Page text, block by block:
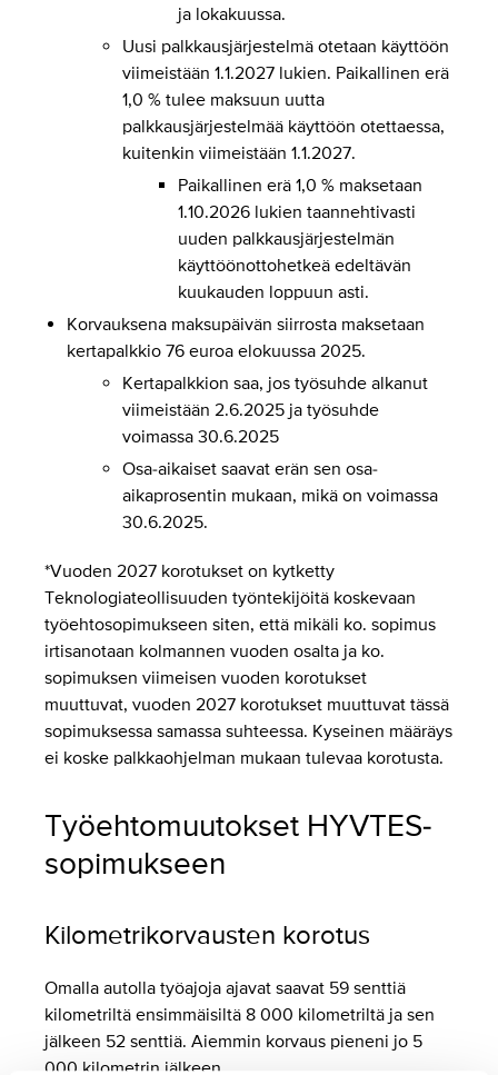
ja lokakuussa.
Uusi palkkausjärjestelmä otetaan käyttöön
viimeistään 1.1.2027 lukien. Paikallinen erä
1,0 % tulee maksuun uutta
palkkausjärjestelmää käyttöön otettaessa,
kuitenkin viimeistään 1.1.2027.
Paikallinen erä 1,0 % maksetaan
1.10.2026 lukien taannehtivasti
uuden palkkausjärjestelmän
käyttöönottohetkeä edeltävän
kuukauden loppuun asti.
Korvauksena maksupäivän siirrosta maksetaan
kertapalkkio 76 euroa elokuussa 2025.
Kertapalkkion saa, jos työsuhde alkanut
viimeistään 2.6.2025 ja työsuhde
voimassa 30.6.2025
Osa-aikaiset saavat erän sen osa-
aikaprosentin mukaan, mikä on voimassa
30.6.2025.
*Vuoden 2027 korotukset on kytketty
Teknologiateollisuuden työntekijöitä koskevaan
työehtosopimukseen siten, että mikäli ko. sopimus
irtisanotaan kolmannen vuoden osalta ja ko.
sopimuksen viimeisen vuoden korotukset
muuttuvat, vuoden 2027 korotukset muuttuvat tässä
sopimuksessa samassa suhteessa. Kyseinen määräys
ei koske palkkaohjelman mukaan tulevaa korotusta.
Työehtomuutokset HYVTES-
sopimukseen
Kilometrikorvausten korotus
Omalla autolla työajoja ajavat saavat 59 senttiä
kilometriltä ensimmäisiltä 8 000 kilometriltä ja sen
jälkeen 52 senttiä. Aiemmin korvaus pieneni jo 5
000 kilometrin jälkeen.